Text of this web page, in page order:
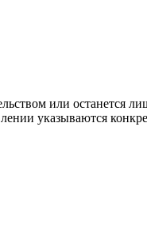
или останется
указываются